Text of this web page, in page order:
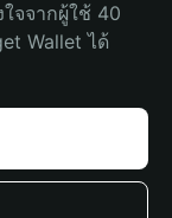
จจากผู้ใช้ 40
Wallet ได้